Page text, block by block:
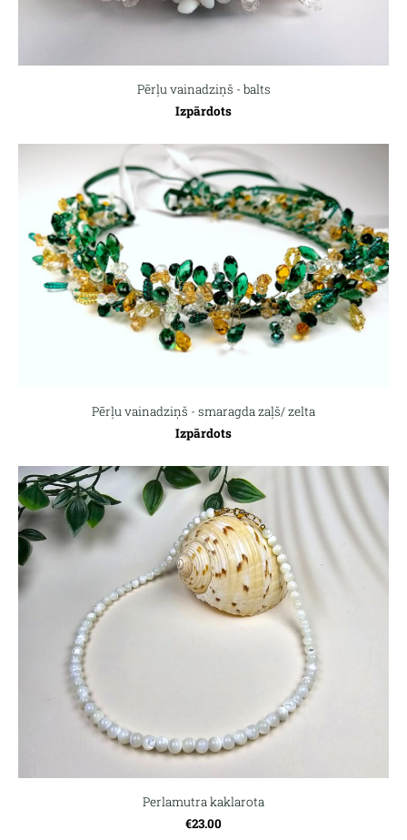
Pērļu vainadziņš - balts
Izpārdots
Pērļu vainadziņš - smaragda zaļš/ zelta
Izpārdots
Perlamutra kaklarota
€23.00